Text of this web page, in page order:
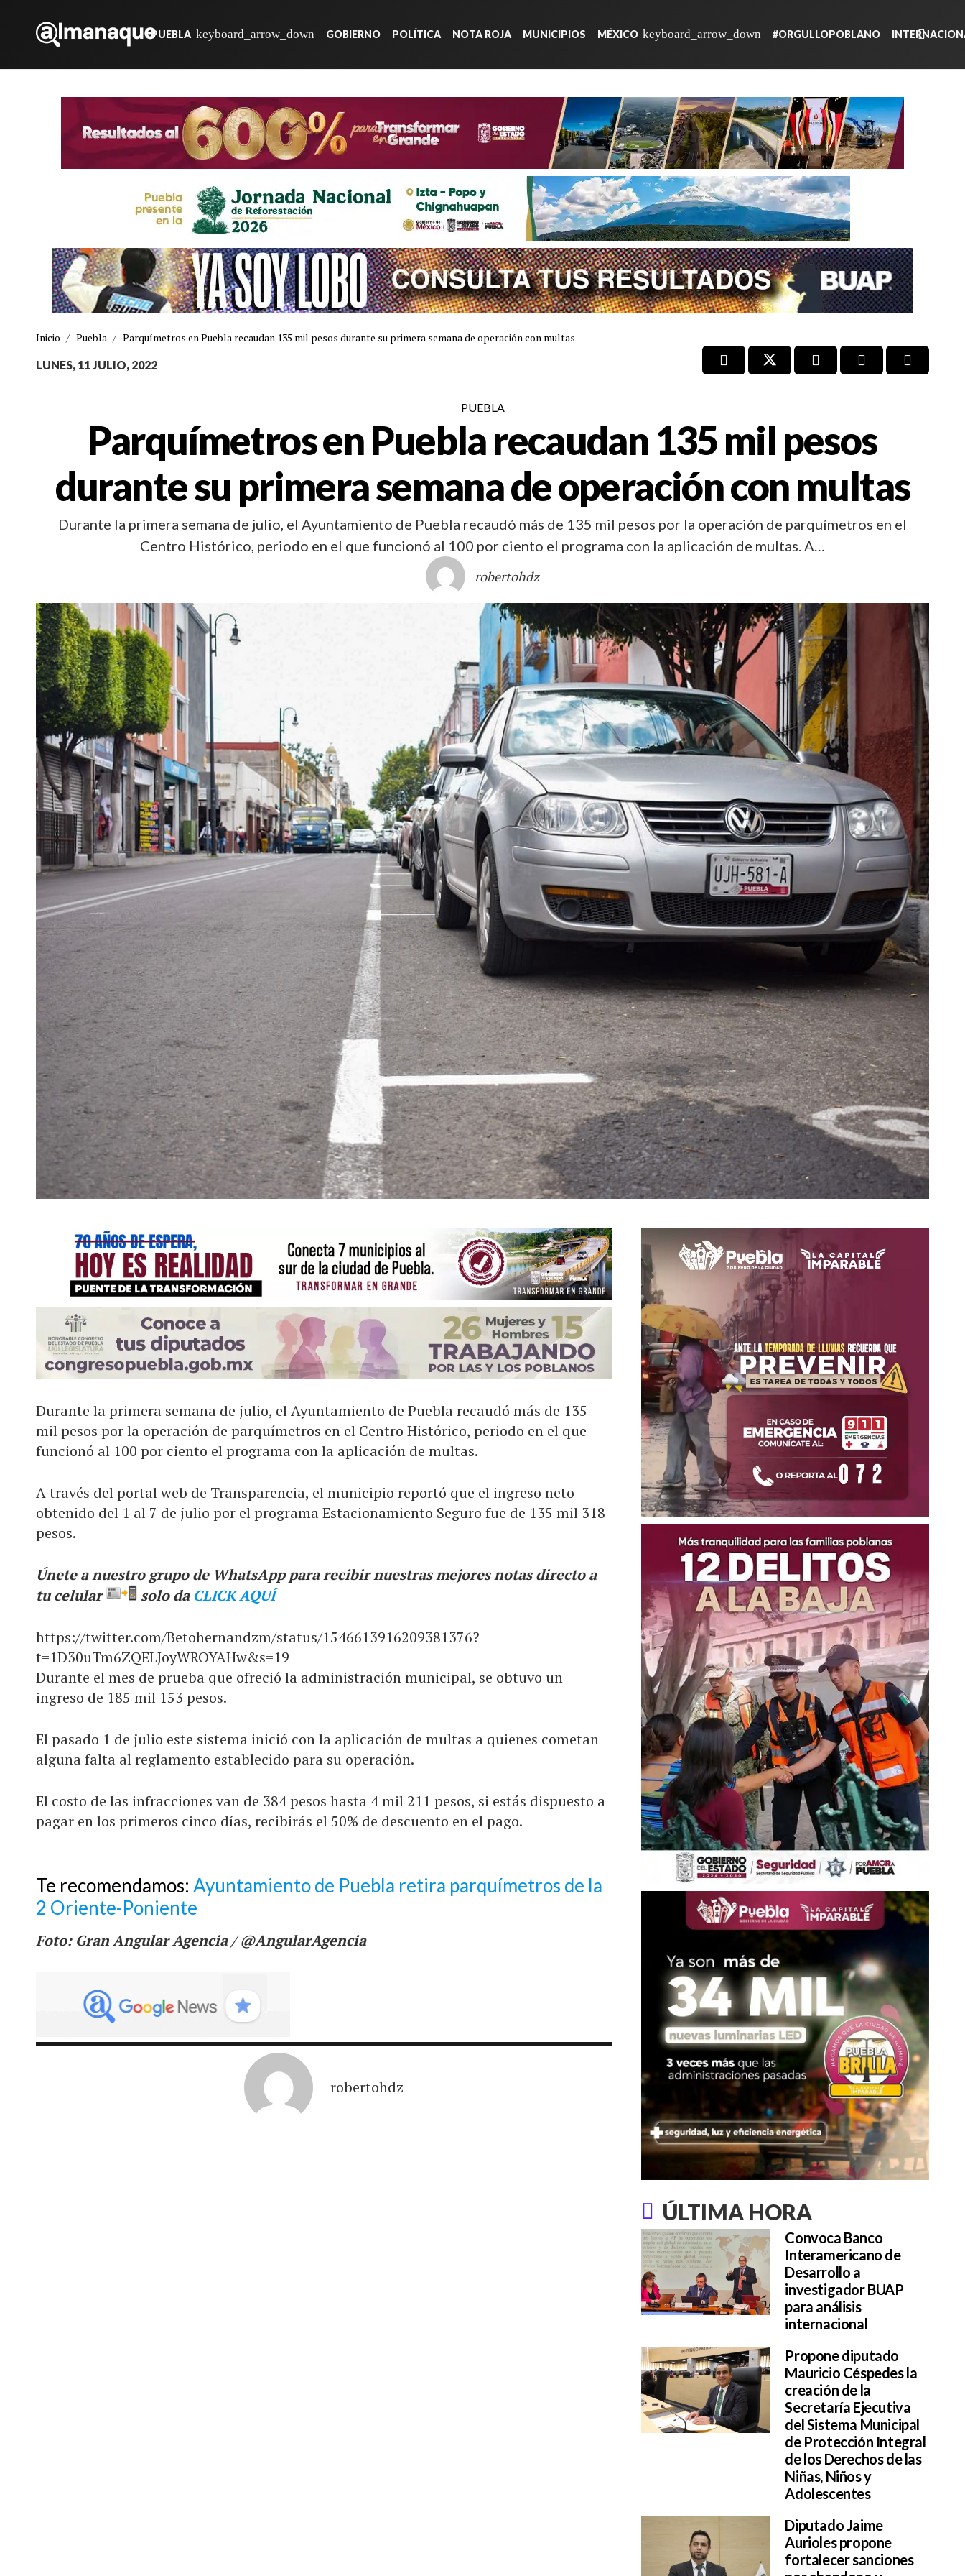
PUEBLA GOBIERNO POLÍTICA NOTA ROJA MUNICIPIOS MÉXICO #ORGULLOPOBLANO
Inicio / Puebla / Parquímetros en Puebla recaudan 135 mil pesos durante su primera semana de operación con multas
LUNES, 11 JULIO, 2022
PUEBLA
Parquímetros en Puebla recaudan 135 mil pesos
durante su primera semana de operación con multas
Durante la primera semana de julio, el Ayuntamiento de Puebla recaudó más de 135 mil pesos por la operación de parquímetros en el
Centro Histórico, periodo en el que funcionó al 100 por ciento el programa con la aplicación de multas. A…
robertohdz
Durante la primera semana de julio, el Ayuntamiento de Puebla recaudó más de 135
mil pesos por la operación de parquímetros en el Centro Histórico, periodo en el que
funcionó al 100 por ciento el programa con la aplicación de multas.
A través del portal web de Transparencia, el municipio reportó que el ingreso neto
obtenido del 1 al 7 de julio por el programa Estacionamiento Seguro fue de 135 mil 318
pesos.
Únete a nuestro grupo de WhatsApp para recibir nuestras mejores notas directo a
tu celular
solo daCLICK AQUÍ
https://twitter.com/Betohernandzm/status/1546613916209381376?
t=1D30uTm6ZQELJoyWROYAHw&s=19
Durante el mes de prueba que ofreció la administración municipal, se obtuvo un
ingreso de 185 mil 153 pesos.
El pasado 1 de julio este sistema inició con la aplicación de multas a quienes cometan
alguna falta al reglamento establecido para su operación.
El costo de las infracciones van de 384 pesos hasta 4 mil 211 pesos, si estás dispuesto a
pagar en los primeros cinco días, recibirás el 50% de descuento en el pago.
Te recomendamos: Ayuntamiento de Puebla retira parquímetros de la
2 Oriente-Poniente
Foto: Gran Angular Agencia / @AngularAgencia
robertohdz
ÚLTIMA HORA
Convoca Banco
Interamericano de
Desarrollo a
investigador BUAP
para análisis
internacional
Propone diputado
Mauricio Céspedes la
creación de la
Secretaría Ejecutiva
del Sistema Municipal
de Protección Integral
de los Derechos de las
Niñas, Niños y
Adolescentes
Diputado Jaime
Aurioles propone
fortalecer sanciones